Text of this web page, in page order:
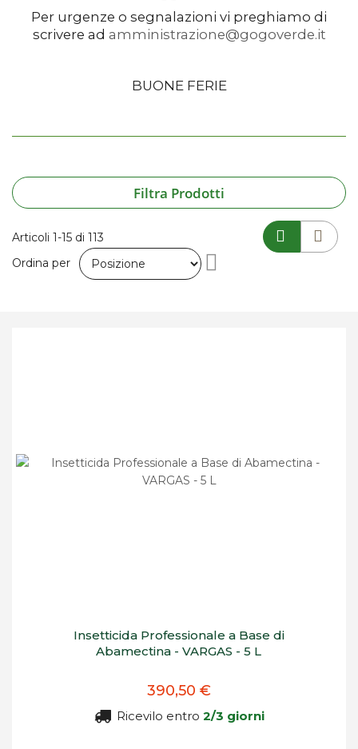
Per urgenze o segnalazioni vi preghiamo di
scrivere ad amministrazione@gogoverde.it
BUONE FERIE
Filtra Prodotti
Articoli 1-15 di 113
Ordina per
Insetticida Professionale a Base di
Abamectina - VARGAS - 5 L
390,50 €
Ricevilo entro 2/3 giorni